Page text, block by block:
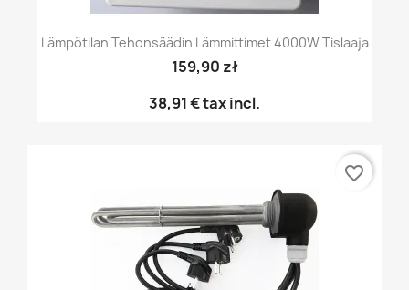
Lämpötilan Tehonsäädin Lämmittimet 4000W Tislaaja
159,90 zł
38,91 €tax incl.
favorite_border